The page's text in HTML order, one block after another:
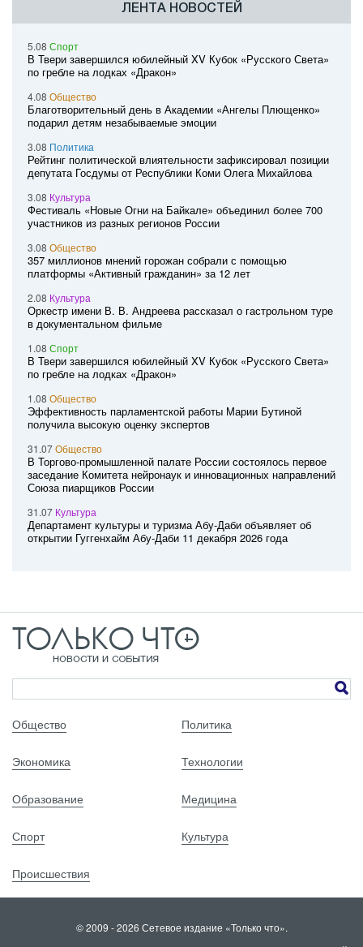
ЛЕНТА НОВОСТЕЙ
5.08 Спорт
В Твери завершился юбилейный XV Кубок «Русского Света»
по гребле на лодках «Дракон»
4.08 Общество
Благотворительный день в Академии «Ангелы Плющенко»
подарил детям незабываемые эмоции
3.08 Политика
Рейтинг политической влиятельности зафиксировал позиции
депутата Госдумы от Республики Коми Олега Михайлова
3.08 Культура
Фестиваль «Новые Огни на Байкале» объединил более 700
участников из разных регионов России
3.08 Общество
357 миллионов мнений горожан собрали с помощью
платформы «Активный гражданин» за 12 лет
2.08 Культура
Оркестр имени В. В. Андреева рассказал о гастрольном туре
в документальном фильме
1.08 Спорт
В Твери завершился юбилейный XV Кубок «Русского Света»
по гребле на лодках «Дракон»
1.08 Общество
Эффективность парламентской работы Марии Бутиной
получила высокую оценку экспертов
31.07Общество
В Торгово-промышленной палате России состоялось первое
заседание Комитета нейронаук и инновационных направлений
Союза пиарщиков России
31.07 Культура
Департамент культуры и туризма Абу-Даби объявляет об
открытии Гуггенхайм Абу-Даби 11 декабря 2026 года
Общество Политика
Экономика Технологии
Образование Медицина
Спорт Культура
Происшествия
© 2009 - 2026 Сетевое издание «Только что».